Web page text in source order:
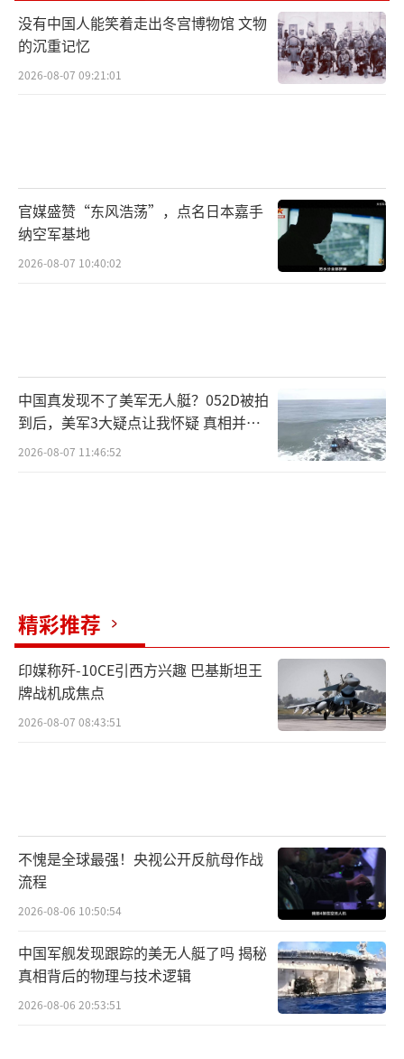
没有中国人能笑着走出冬宫博物馆 文物
的沉重记忆
2026-08-07 09:21:01
官媒盛赞“东风浩荡”，点名日本嘉手
纳空军基地
2026-08-07 10:40:02
中国真发现不了美军无人艇？052D被拍
到后，美军3大疑点让我怀疑 真相并非
如此
2026-08-07 11:46:52
精彩推荐
印媒称歼-10CE引西方兴趣 巴基斯坦王
牌战机成焦点
2026-08-07 08:43:51
不愧是全球最强！央视公开反航母作战
流程
2026-08-06 10:50:54
中国军舰发现跟踪的美无人艇了吗 揭秘
真相背后的物理与技术逻辑
2026-08-06 20:53:51